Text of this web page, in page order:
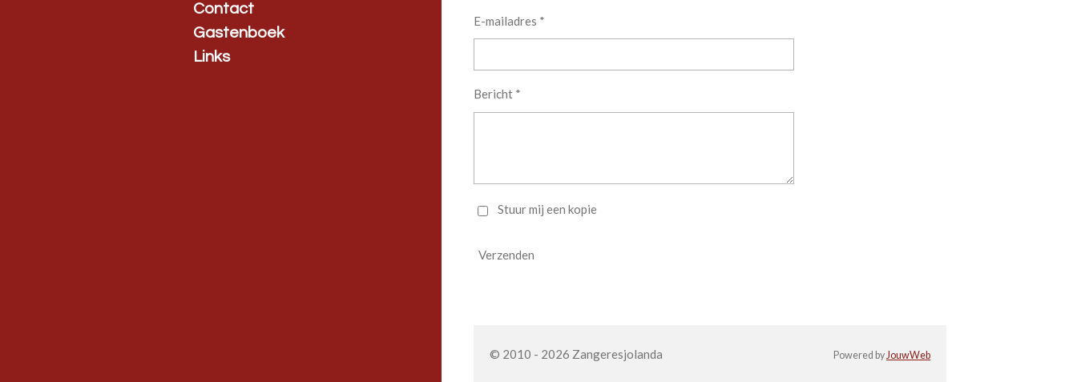
E-mailadres *
Bericht *
Stuur mij een kopie
Verzenden
© 2010 - 2026 Zangeresjolanda Powered by JouwWeb
Contact
Gastenboek
Links